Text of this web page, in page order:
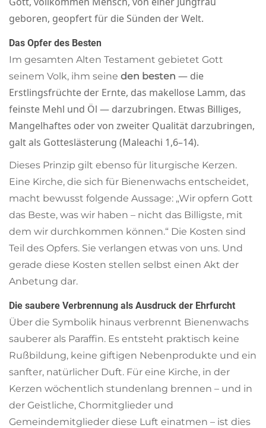
geboren, geopfert für die Sünden der Welt.
Das Opfer des Besten
Im gesamten Alten Testament gebietet Gott
seinem Volk, ihm seine den besten — die
Erstlingsfrüchte der Ernte, das makellose Lamm, das
feinste Mehl und Öl — darzubringen. Etwas Billiges,
Mangelhaftes oder von zweiter Qualität darzubringen,
galt als Gotteslästerung (Maleachi 1,6–14).
Dieses Prinzip gilt ebenso für liturgische Kerzen.
Eine Kirche, die sich für Bienenwachs entscheidet,
macht bewusst folgende Aussage: „Wir opfern Gott
das Beste, was wir haben – nicht das Billigste, mit
dem wir durchkommen können.“ Die Kosten sind
Teil des Opfers. Sie verlangen etwas von uns. Und
gerade diese Kosten stellen selbst einen Akt der
Anbetung dar.
Die saubere Verbrennung als Ausdruck der Ehrfurcht
Über die Symbolik hinaus verbrennt Bienenwachs
sauberer als Paraffin. Es entsteht praktisch keine
Rußbildung, keine giftigen Nebenprodukte und ein
sanfter, natürlicher Duft. Für eine Kirche, in der
Kerzen wöchentlich stundenlang brennen – und in
der Geistliche, Chormitglieder und
Gemeindemitglieder diese Luft einatmen – ist dies